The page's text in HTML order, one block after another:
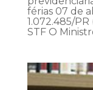
férias 07 de
1.072.485/
STF O